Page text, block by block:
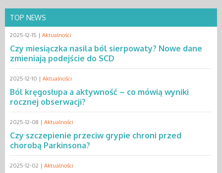
TOP NEWS
2025-12-15 | Aktualności
Czy miesiączka nasila ból sierpowaty? Nowe dane
zmieniają podejście do SCD
2025-12-10 | Aktualności
Ból kręgosłupa a aktywność – co mówią wyniki
rocznej obserwacji?
2025-12-08 | Aktualności
Czy szczepienie przeciw grypie chroni przed
chorobą Parkinsona?
2025-12-02 | Aktualności